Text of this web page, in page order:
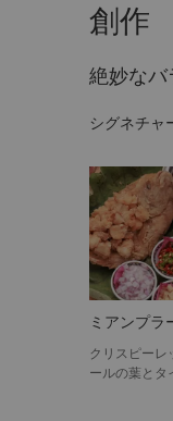
創作
絶妙な
シグネチャ
ミアンプラ
クリスピーレ
ールの葉とタ